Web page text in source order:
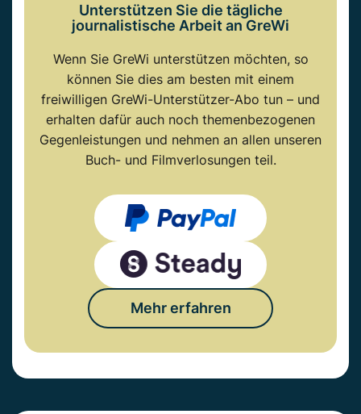
Unterstützen Sie die tägliche
journalistische Arbeit an GreWi
Wenn Sie GreWi unterstützen möchten, so
können Sie dies am besten mit einem
freiwilligen GreWi-Unterstützer-Abo tun – und
erhalten dafür auch noch themenbezogenen
Gegenleistungen und nehmen an allen unseren
Buch- und Filmverlosungen teil.
Mehr erfahren